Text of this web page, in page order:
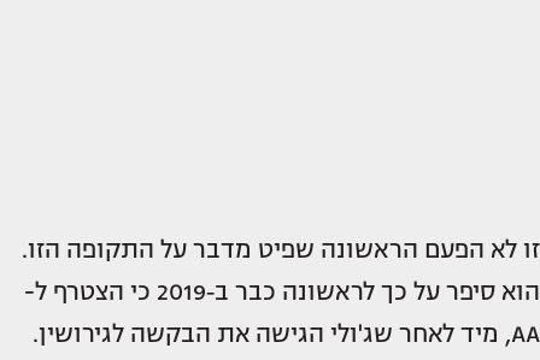
זו לא הפעם הראשונה שפיט מדבר על התקופה הזו.
הוא סיפר על כך לראשונה כבר ב‑2019 כי הצטרף ל-
AA, מיד לאחר שג'ולי הגישה את הבקשה לגירושין.